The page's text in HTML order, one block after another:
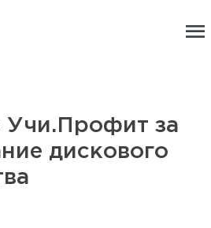
menu
Учи.Профит за
дискового